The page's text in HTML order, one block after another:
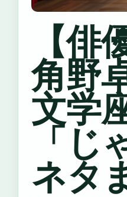
【俳
角野
文学
「じ
ネタ